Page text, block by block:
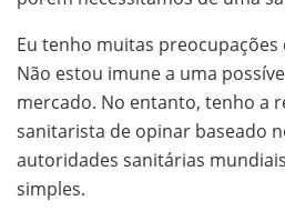
Eu tenho muitas
Não estou imune a uma
mercado. No entanto, tenho a
sanitarista de opinar baseado
autoridades sanitárias
simples.